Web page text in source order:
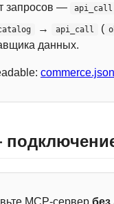
запросов —
api_call
→ api_call (
данных.
commerce.json
MCP-сервер без